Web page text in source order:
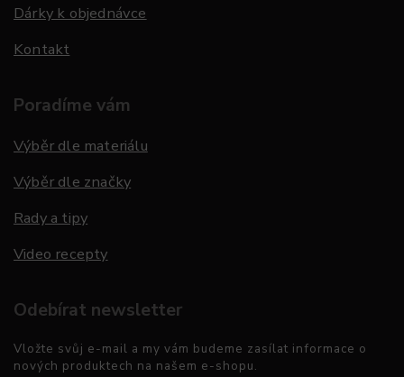
Dárky k objednávce
Kontakt
Poradíme vám
Výběr dle materiálu
Výběr dle značky
Rady a tipy
Video recepty
Odebírat newsletter
Vložte svůj e-mail a my vám budeme zasílat informace o
nových produktech na našem e-shopu.